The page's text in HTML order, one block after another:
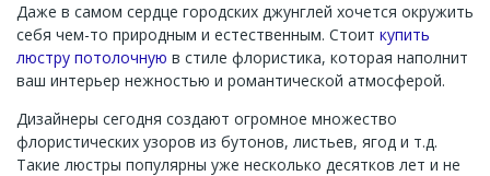
Даже в самом сердце городских джунглей хочется окружить
себя чем-то природным и естественным. Стоит купить
люстру потолочную в стиле флористика, которая наполнит
ваш интерьер нежностью и романтической атмосферой.
Дизайнеры сегодня создают огромное множество
флористических узоров из бутонов, листьев, ягод и т.д.
Такие люстры популярны уже несколько десятков лет и не